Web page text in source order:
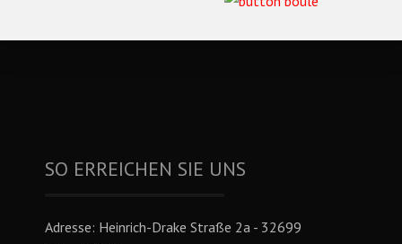
SO ERREICHEN SIE UNS
Adresse: Heinrich-Drake Straße 2a - 32699